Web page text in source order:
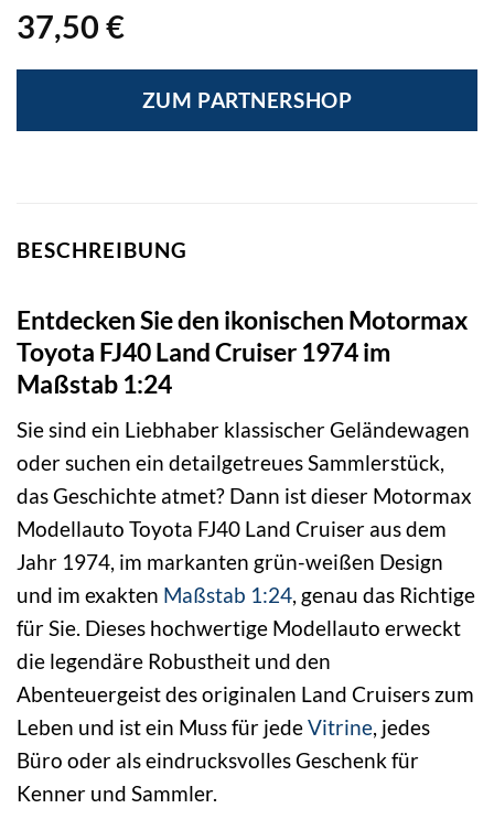
37,50 €
ZUM PARTNERSHOP
BESCHREIBUNG
Entdecken Sie den ikonischen Motormax
Toyota FJ40 Land Cruiser 1974 im
Maßstab 1:24
Sie sind ein Liebhaber klassischer Geländewagen
oder suchen ein detailgetreues Sammlerstück,
das Geschichte atmet? Dann ist dieser Motormax
Modellauto Toyota FJ40 Land Cruiser aus dem
Jahr 1974, im markanten grün-weißen Design
und im exakten Maßstab 1:24 , genau das Richtige
für Sie. Dieses hochwertige Modellauto erweckt
die legendäre Robustheit und den
Abenteuergeist des originalen Land Cruisers zum
Leben und ist ein Muss für jedeVitrine , jedes
Büro oder als eindrucksvolles Geschenk für
Kenner und Sammler.